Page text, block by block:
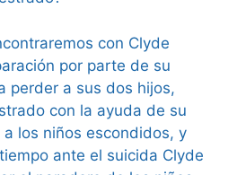
con Clyde
por parte de su
perder a sus dos hijos,
con la ayuda de su
los niños escondidos, y
ante el suicida Clyde